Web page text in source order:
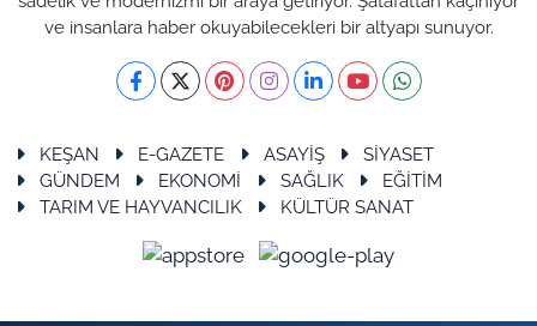
ve insanlara haber okuyabilecekleri bir altyapı sunuyor.
KEŞAN E-GAZETE ASAYİŞ
SİYASET
GÜNDEM
EKONOMİ SAĞLIK
EĞİTİM
TARIM VE HAYVANCILIK
KÜLTÜR SANAT